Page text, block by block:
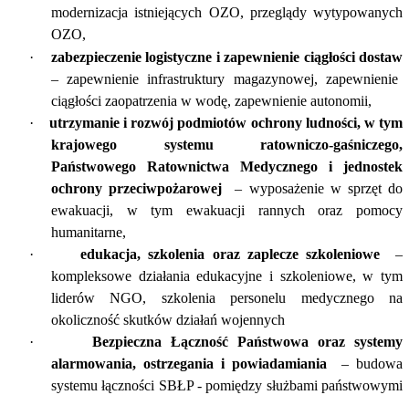
modernizacja istniejących OZO, przeglądy wytypowanych
OZO,
·
zabezpieczenie logistyczne i zapewnienie ciągłości dostaw
– zapewnienie infrastruktury magazynowej, zapewnienie
ciągłości zaopatrzenia w wodę, zapewnienie autonomii,
·
utrzymanie i rozwój podmiotów ochrony ludności, w tym
krajowego systemu ratowniczo-gaśniczego,
Państwowego Ratownictwa Medycznego i jednostek
ochrony przeciwpożarowej
– wyposażenie w sprzęt do
ewakuacji, w tym ewakuacji rannych oraz pomocy
humanitarne,
·
edukacja, szkolenia oraz zaplecze szkoleniowe
–
kompleksowe działania edukacyjne i szkoleniowe, w tym
liderów NGO, szkolenia personelu medycznego na
okoliczność skutków działań wojennych
·
Bezpieczna Łączność Państwowa oraz systemy
alarmowania, ostrzegania i powiadamiania
– budowa
systemu łączności SBŁP - pomiędzy służbami państwowymi